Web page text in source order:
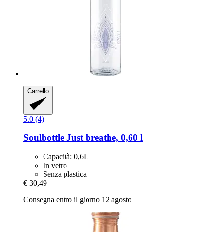
Carrello
5.0 (4)
Soulbottle Just breathe, 0,60 l
Capacità: 0,6L
In vetro
Senza plastica
€ 30,49
Consegna entro il giorno 12 agosto